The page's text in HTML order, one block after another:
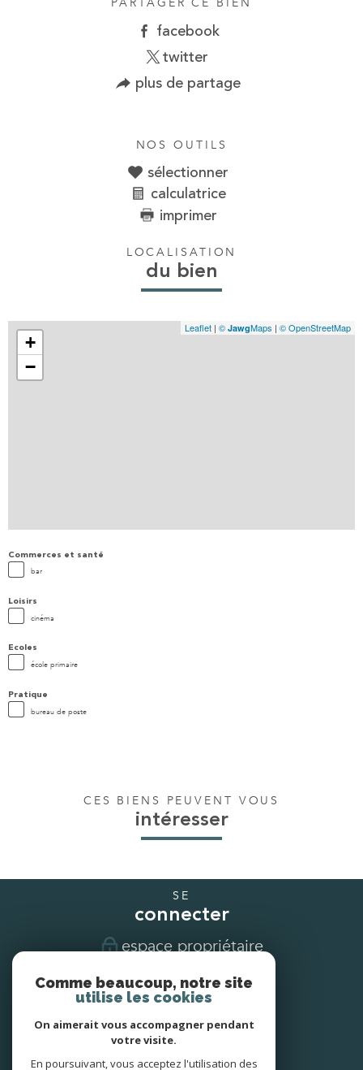
PARTAGER CE BIEN
facebook
twitter
plus de partage
NOS OUTILS
sélectionner
calculatrice
imprimer
LOCALISATION
du bien
+
−
Leaflet | © JawgMaps | © OpenStreetMap
Commerces et santé
bar
Loisirs
cinéma
Ecoles
école primaire
Pratique
bureau de poste
CES BIENS PEUVENT VOUS
intéresser
SE
connecter
espace propriétaire
NOUS
suivre
Comme beaucoup, notre site
utilise les cookies
On aimerait vous accompagner pendant
votre visite.
En poursuivant, vous acceptez l'utilisation des